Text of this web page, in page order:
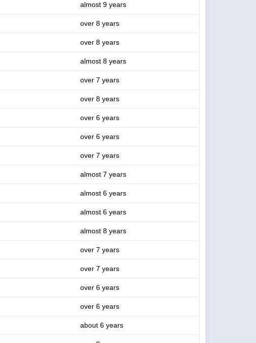
almost 9 years
over 8 years
over 8 years
almost 8 years
over 7 years
over 8 years
over 6 years
over 6 years
over 7 years
almost 7 years
almost 6 years
almost 6 years
almost 8 years
over 7 years
over 7 years
over 6 years
over 6 years
about 6 years